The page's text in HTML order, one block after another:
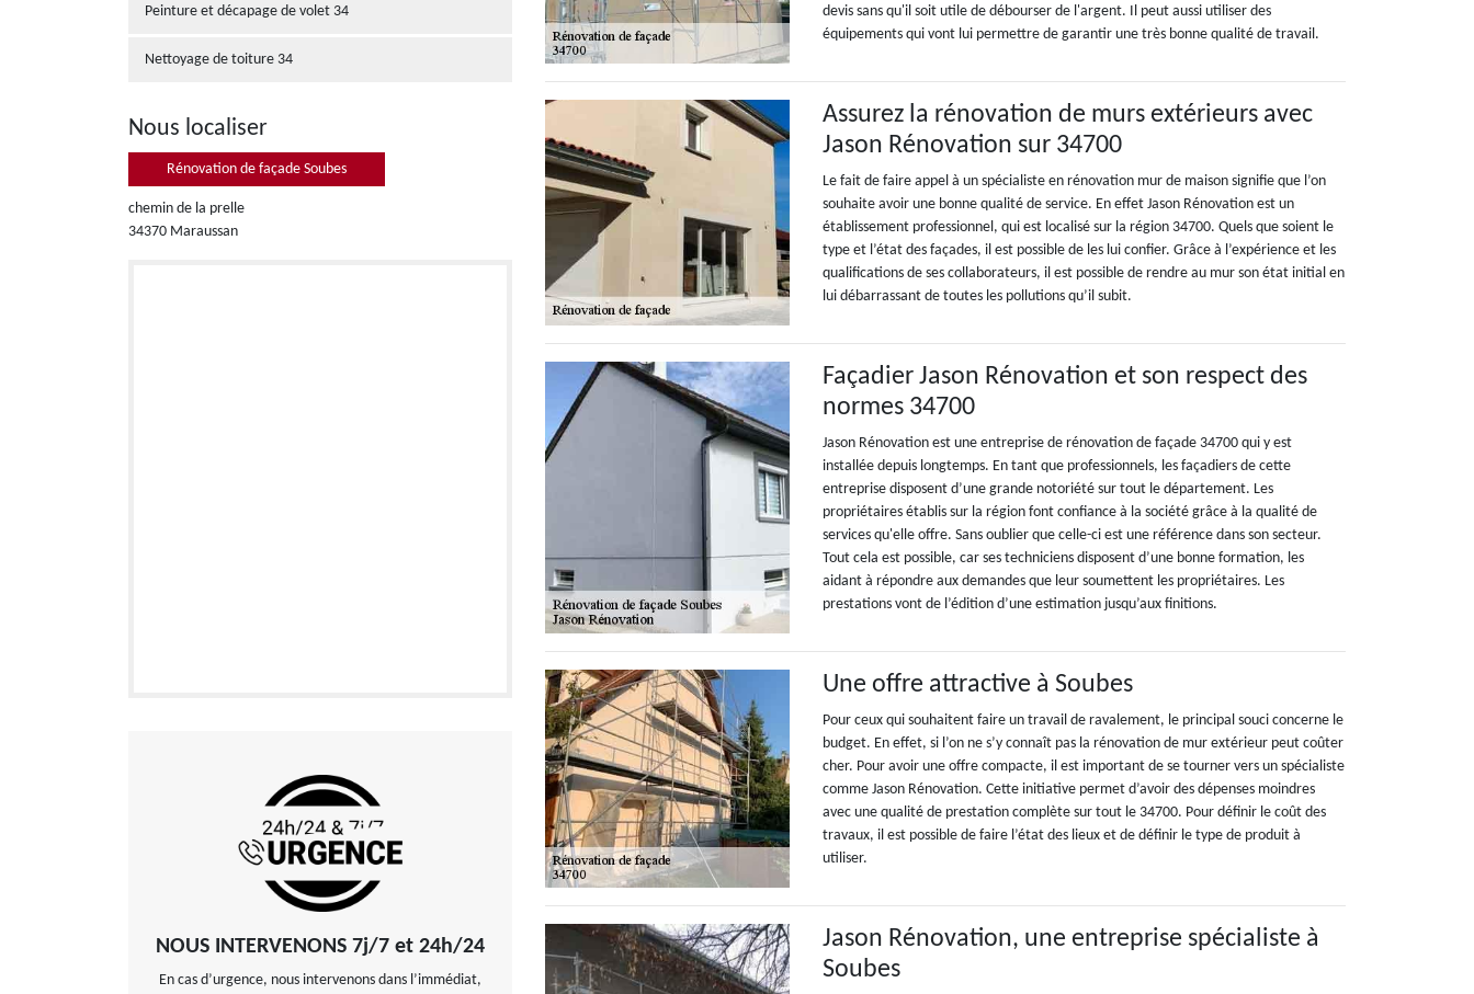
Peinture et décapage de volet 34
Nettoyage de toiture 34
Nous localiser
Rénovation de façade Soubes
chemin de la prelle
34370 Maraussan
NOUS INTERVENONS 7j/7 et 24h/24
En cas d’urgence, nous intervenons dans l’immédiat,
devis sans qu'il soit utile de débourser de l'argent. Il peut aussi utiliser des
équipements qui vont lui permettre de garantir une très bonne qualité de travail.
Assurez la rénovation de murs extérieurs avec
Jason Rénovation sur 34700
Le fait de faire appel à un spécialiste en rénovation mur de maison signifie que l’on
souhaite avoir une bonne qualité de service. En effet Jason Rénovation est un
établissement professionnel, qui est localisé sur la région 34700. Quels que soient le
type et l’état des façades, il est possible de les lui confier. Grâce à l’expérience et les
qualifications de ses collaborateurs, il est possible de rendre au mur son état initial en
lui débarrassant de toutes les pollutions qu’il subit.
Façadier Jason Rénovation et son respect des
normes 34700
Jason Rénovation est une entreprise de rénovation de façade 34700 qui y est
installée depuis longtemps. En tant que professionnels, les façadiers de cette
entreprise disposent d’une grande notoriété sur tout le département. Les
propriétaires établis sur la région font confiance à la société grâce à la qualité de
services qu'elle offre. Sans oublier que celle-ci est une référence dans son secteur.
Tout cela est possible, car ses techniciens disposent d’une bonne formation, les
aidant à répondre aux demandes que leur soumettent les propriétaires. Les
prestations vont de l’édition d’une estimation jusqu’aux finitions.
Une offre attractive à Soubes
Pour ceux qui souhaitent faire un travail de ravalement, le principal souci concerne le
budget. En effet, si l’on ne s’y connaît pas la rénovation de mur extérieur peut coûter
cher. Pour avoir une offre compacte, il est important de se tourner vers un spécialiste
comme Jason Rénovation. Cette initiative permet d’avoir des dépenses moindres
avec une qualité de prestation complète sur tout le 34700. Pour définir le coût des
travaux, il est possible de faire l’état des lieux et de définir le type de produit à
utiliser.
Jason Rénovation, une entreprise spécialiste à
Soubes